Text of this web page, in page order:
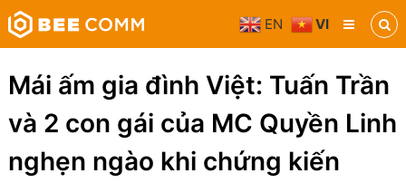
Skip
to
content
Bee
Comm
Truyền
thông
phương
tiện
Mái ấm gia đình Việt: Tuấn Trần
và 2 con gái của MC Quyền Linh
nghẹn ngào khi chứng kiến
EN VI